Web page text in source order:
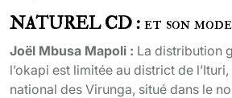
NATUREL CD :et son
Joël Mbusa Mapoli : La distribution
l’okapi est limitée au district de
national des Virunga, situé dans le